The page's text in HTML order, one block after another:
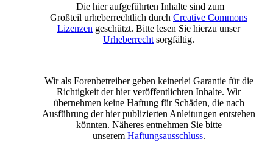
Die hier aufgeführten Inhalte sind zum
Großteil urheberrechtlich durch Creative Commons
Lizenzen geschützt. Bitte lesen Sie hierzu unser
Urheberrecht sorgfältig.
Wir als Forenbetreiber geben keinerlei Garantie für die
Richtigkeit der hier veröffentlichten Inhalte. Wir
übernehmen keine Haftung für Schäden, die nach
Ausführung der hier publizierten Anleitungen entstehen
könnten. Näheres entnehmen Sie bitte
unserem Haftungsausschluss.